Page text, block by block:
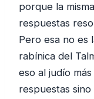
porque la
respuestas
Pero esa no es
rabínica del
eso al judío
respuestas